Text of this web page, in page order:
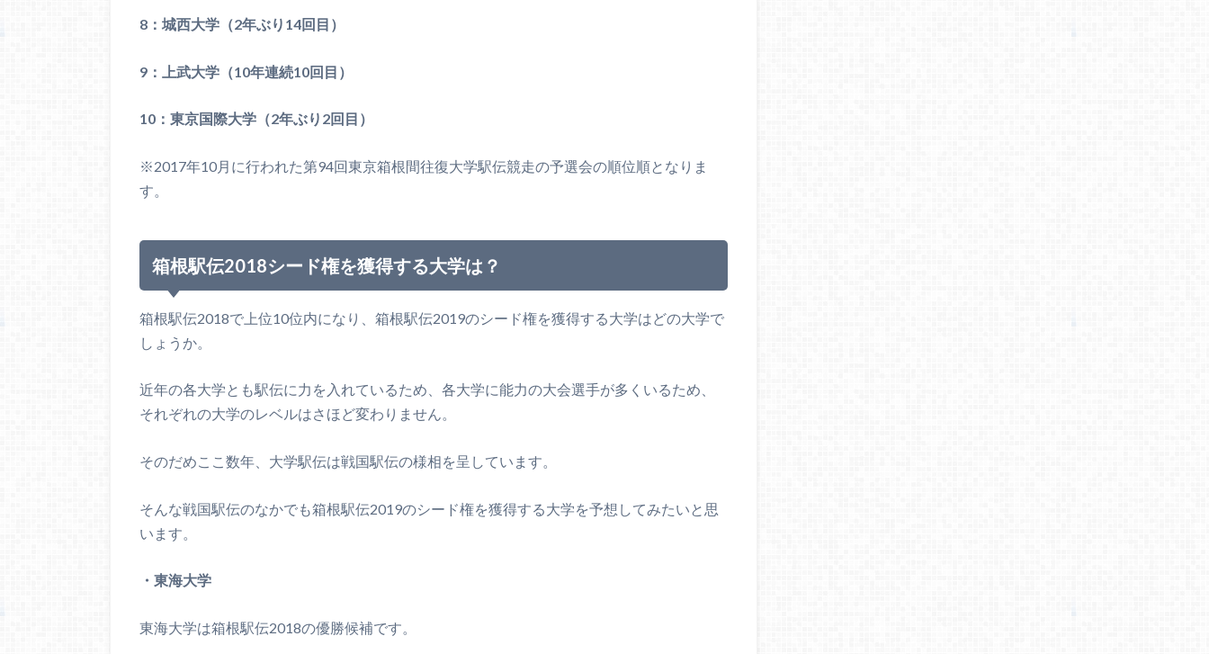
8：城西大学（2年ぶり14回目）
9：上武大学（10年連続10回目）
10：東京国際大学（2年ぶり2回目）
※2017年10月に行われた第94回東京箱根間往復大学駅伝競走の予選会の順位順となりま
す。
箱根駅伝2018シード権を獲得する大学は？
箱根駅伝2018で上位10位内になり、箱根駅伝2019のシード権を獲得する大学はどの大学で
しょうか。
近年の各大学とも駅伝に力を入れているため、各大学に能力の大会選手が多くいるため、
それぞれの大学のレベルはさほど変わりません。
そのだめここ数年、大学駅伝は戦国駅伝の様相を呈しています。
そんな戦国駅伝のなかでも箱根駅伝2019のシード権を獲得する大学を予想してみたいと思
います。
・東海大学
東海大学は箱根駅伝2018の優勝候補です。